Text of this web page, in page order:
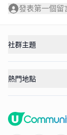
發表第一個留
社群主題
熱門地點